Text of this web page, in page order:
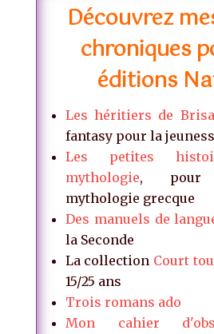
Découvrez
chroniques
éditions
Les héritiers de
fantasy pour la
Les petites
mythologie, pour
mythologie grecque
Des manuels de
la Seconde
La collection Court
15/25 ans
Trois romans ado
Mon cahier